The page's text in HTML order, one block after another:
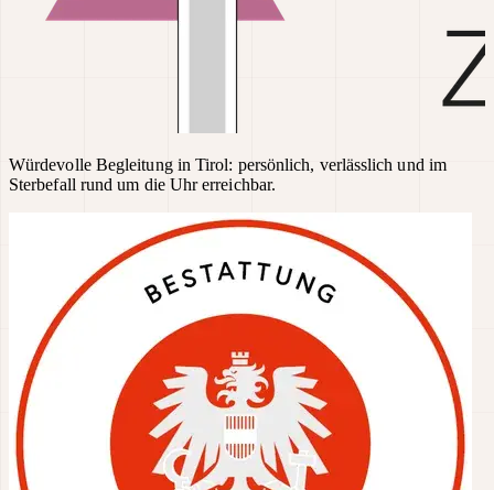
Würdevolle Begleitung in Tirol: persönlich, verlässlich und im
Sterbefall rund um die Uhr erreichbar.